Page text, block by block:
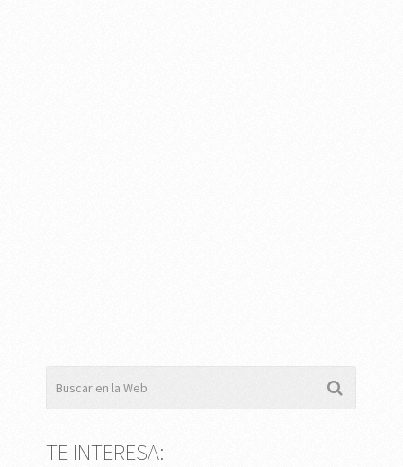
TE INTERESA: